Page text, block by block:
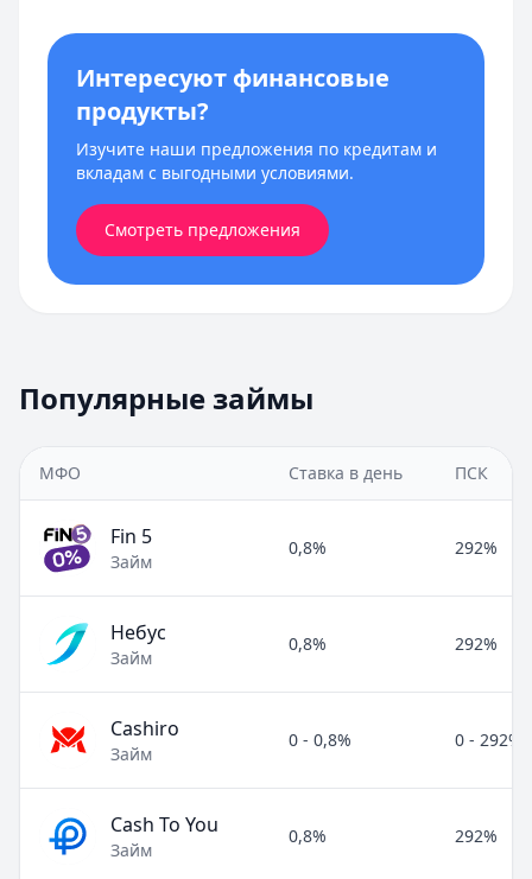
Интересуют финансовые
продукты?
Изучите наши предложения по кредитам и
вкладам с выгодными условиями.
Смотреть предложения
Популярные займы
МФО Ставка в день ПСК
Fin 5
Займ
0,8% 292%
Небус
Займ
0,8% 292%
Cashiro
Займ
0 - 0,8% 0 - 292%
Cash To You
Займ
0,8% 292%